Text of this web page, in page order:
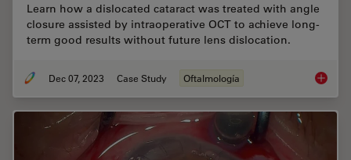
Learn how a dislocated cataract was treated with angle
closure assisted by intraoperative OCT to achieve long-
term good results without future lens dislocation.
Dec 07, 2023 Case Study Oftalmología